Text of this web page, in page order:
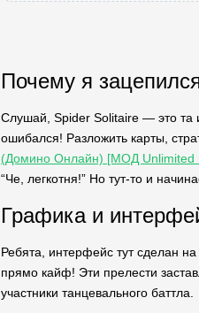
Почему я
Слушай, Spider Solitaire — это та
ошибался! Разложить карты,
(Домино Онлайн) [МОД Unlimited
“Че, легкотня!” Но тут-то и
Графика и
Ребята, интерфейс тут сделан
прямо кайф! Эти прелести
участники танцевального баттла.